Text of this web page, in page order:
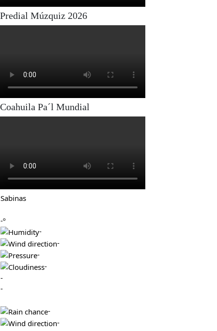
Predial Múzquiz 2026
Coahuila Pa´l Mundial
Sabinas
-º
-
-
-
-
-
-
-
-